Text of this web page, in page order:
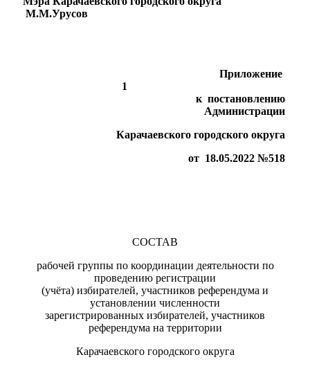
М.М.Урусов
Приложение
1
к постановлению
Администрации
Карачаевского городского округа
от 18.05.2022 №518
СОСТАВ
рабочей группы по координации деятельности по
проведению регистрации
(учёта) избирателей, участников референдума и
установлении численности
зарегистрированных избирателей, участников
референдума на территории
Карачаевского городского округа